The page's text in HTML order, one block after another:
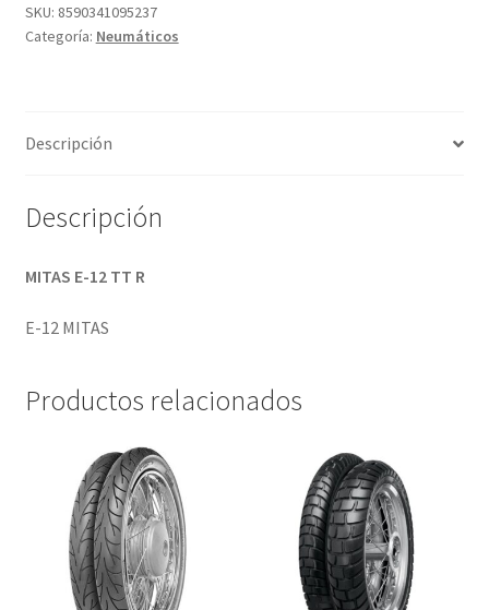
SKU: 8590341095237
Categoría: Neumáticos
Descripción
Descripción
MITAS E-12 TT R
E-12 MITAS
Productos relacionados